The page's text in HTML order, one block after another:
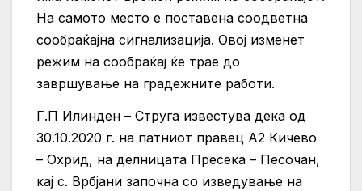
На самото место е поставена соодветна
сообраќајна сигнализација. Овој изменет
режим на сообраќај ќе трае до
завршување на градежните работи.
Г.П Илинден – Струга известува дека од
30.10.2020 г. на патниот правец А2 Кичево
– Охрид, на делницата Пресека – Песочан,
кај с. Врбјани започна со изведување на